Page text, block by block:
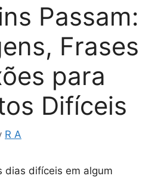
Passam:
Frases
para
Difíceis
R A
dias difíceis em algum